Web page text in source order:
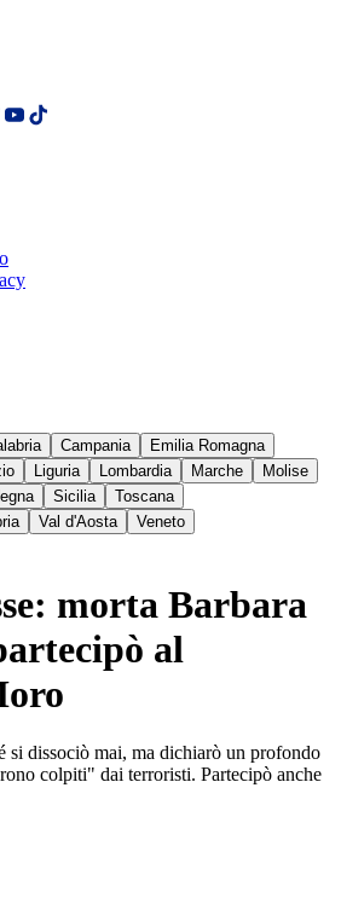
Campania
Emilia Romagna
Liguria Lombardia Marche
Molise
Sicilia
Toscana
Val d'Aosta Veneto
morta Barbara
al
si dissociò mai, ma dichiarò un profondo
colpiti" dai terroristi. Partecipò anche